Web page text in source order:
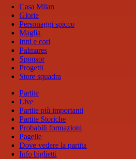
Casa Milan
Glorie
Personaggi spicco
Maglia
Inni e cori
Palmares
Sponsor
Progetti
Store squadra
Partite
Live
Partite più importanti
Partite Storiche
Probabili formazioni
Pagelle
Dove vedere la partita
Info biglietti